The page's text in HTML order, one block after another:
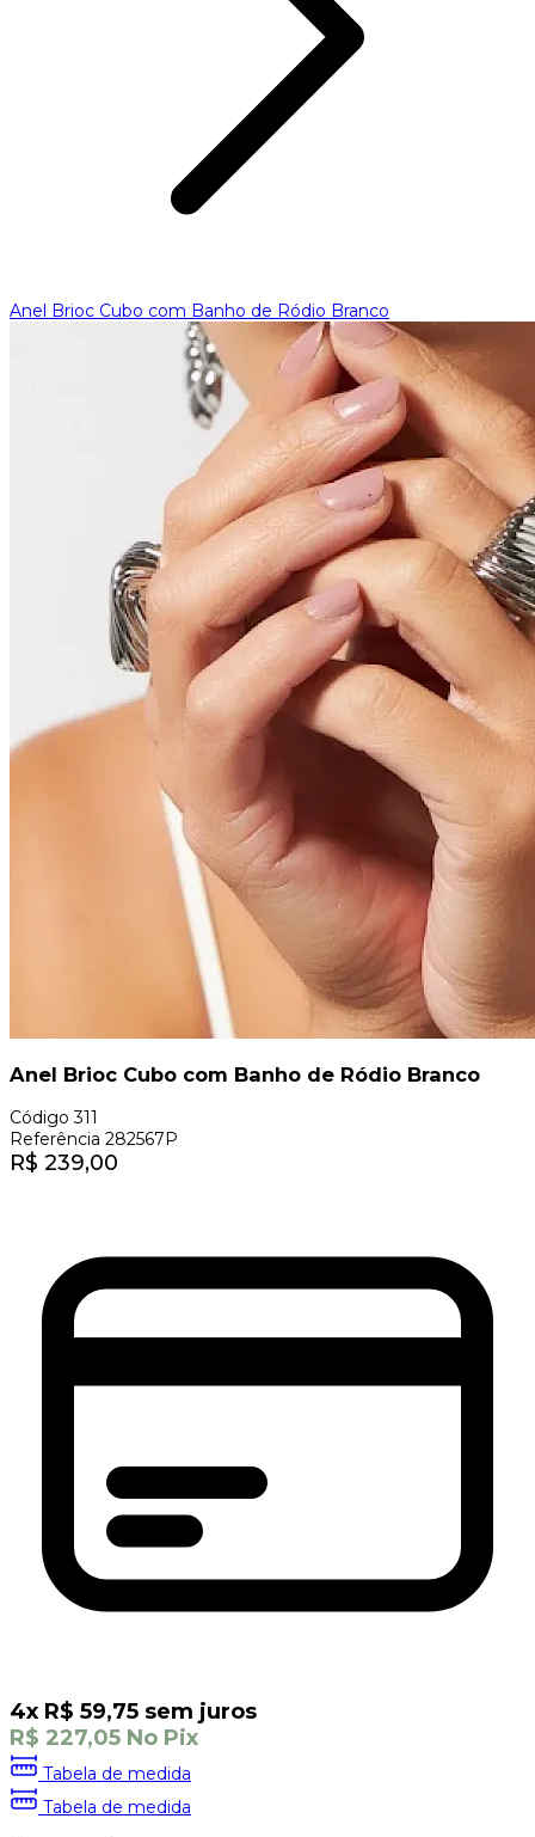
Anel Brioc Cubo com Banho de Ródio Branco
Anel Brioc Cubo com Banho de Ródio Branco
Código 311
Referência 282567P
R$ 239,00
4x R$ 59,75 sem juros
R$ 227,05 No Pix
Tabela de medida
Tabela de medida